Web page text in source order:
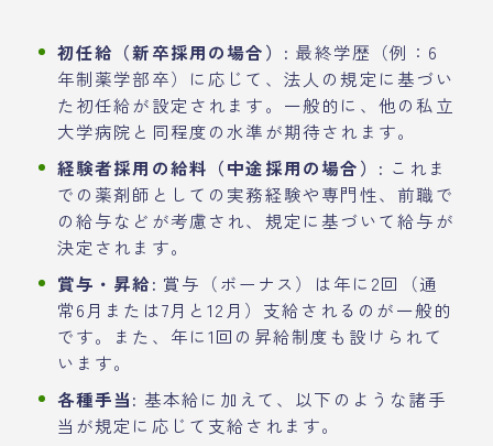
初任給（新卒採用の場合）: 最終学歴（例：6
年制薬学部卒）に応じて、法人の規定に基づい
た初任給が設定されます。一般的に、他の私立
大学病院と同程度の水準が期待されます。
経験者採用の給料（中途採用の場合）: これま
での薬剤師としての実務経験や専門性、前職で
の給与などが考慮され、規定に基づいて給与が
決定されます。
賞与・昇給: 賞与（ボーナス）は年に2回（通
常6月または7月と12月）支給されるのが一般的
です。また、年に1回の昇給制度も設けられて
います。
各種手当: 基本給に加えて、以下のような諸手
当が規定に応じて支給されます。